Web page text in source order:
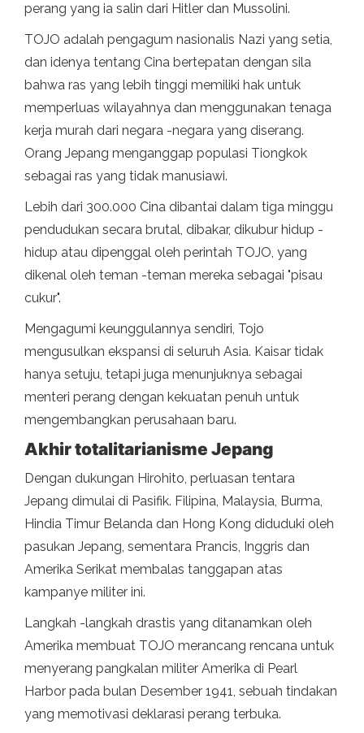
perang yang ia salin dari Hitler dan Mussolini.
TOJO adalah pengagum nasionalis Nazi yang setia,
dan idenya tentang Cina bertepatan dengan sila
bahwa ras yang lebih tinggi memiliki hak untuk
memperluas wilayahnya dan menggunakan tenaga
kerja murah dari negara -negara yang diserang.
Orang Jepang menganggap populasi Tiongkok
sebagai ras yang tidak manusiawi.
Lebih dari 300.000 Cina dibantai dalam tiga minggu
pendudukan secara brutal, dibakar, dikubur hidup -
hidup atau dipenggal oleh perintah TOJO, yang
dikenal oleh teman -teman mereka sebagai "pisau
cukur".
Mengagumi keunggulannya sendiri, Tojo
mengusulkan ekspansi di seluruh Asia. Kaisar tidak
hanya setuju, tetapi juga menunjuknya sebagai
menteri perang dengan kekuatan penuh untuk
mengembangkan perusahaan baru.
Akhir totalitarianisme Jepang
Dengan dukungan Hirohito, perluasan tentara
Jepang dimulai di Pasifik. Filipina, Malaysia, Burma,
Hindia Timur Belanda dan Hong Kong diduduki oleh
pasukan Jepang, sementara Prancis, Inggris dan
Amerika Serikat membalas tanggapan atas
kampanye militer ini.
Langkah -langkah drastis yang ditanamkan oleh
Amerika membuat TOJO merancang rencana untuk
menyerang pangkalan militer Amerika di Pearl
Harbor pada bulan Desember 1941, sebuah tindakan
yang memotivasi deklarasi perang terbuka.